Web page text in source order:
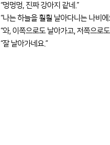
“멍멍멍, 진짜 강아지 같네.”
“나는 하늘을 훨훨 날아다니는 나비에
“와, 이쪽으로도 날아가고, 저쪽으로
“잘 날아가네요.”